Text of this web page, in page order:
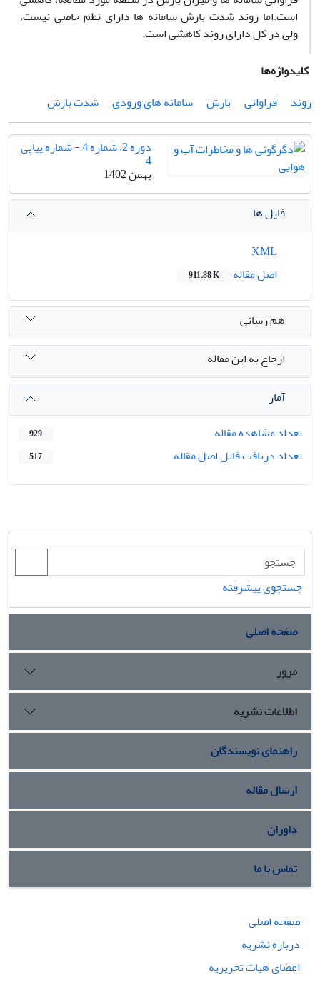
است.اما روند شدت بارش سامانه ها دارای نظم خاصی نیست،
ولی در کل دارای روند کاهشی است.
کلیدواژه‌ها
روند
فراوانی بارش سامانه های ورودی شدت بارش
دوره 2، شماره 4 - شماره پیاپی
4
بهمن 1402
فایل ها
اصل مقاله
911.88 K
هم رسانی
ارجاع به این مقاله
آمار
تعداد مشاهده مقاله
929
تعداد دریافت فایل اصل مقاله 517
جستجوی پیشرفته
صفحه اصلی
مرور
اطلاعات نشریه
راهنمای نویسندگان
ارسال مقاله
داوران
تماس با ما
صفحه اصلی
درباره نشریه
اعضای هیات تحریریه